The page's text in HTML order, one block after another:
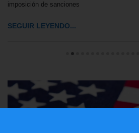
imposición de sanciones
SEGUIR LEYENDO...